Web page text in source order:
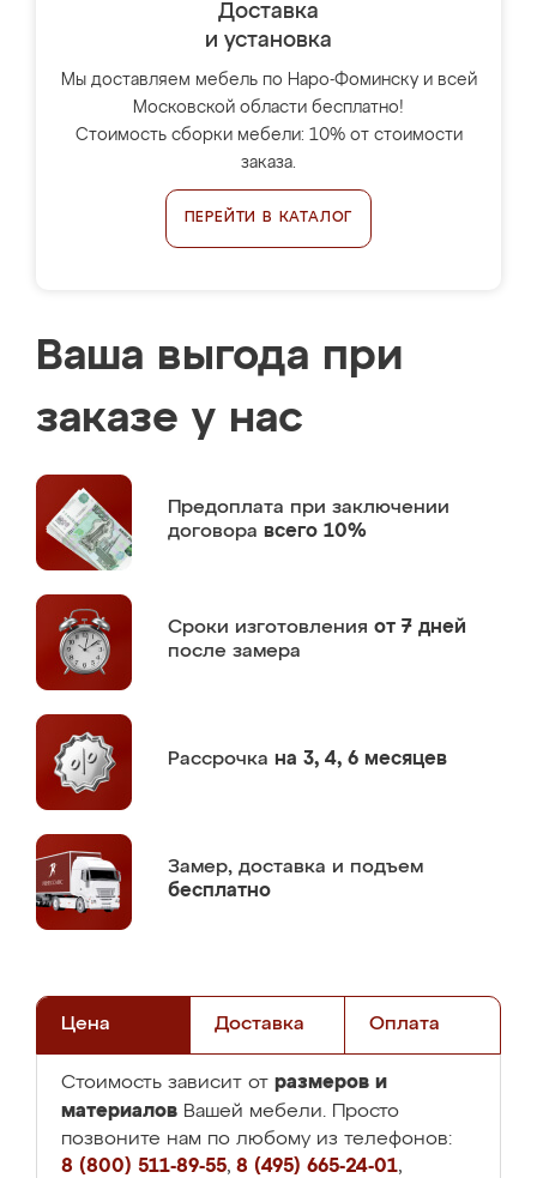
Доставка
и установка
Мы доставляем мебель по Наро-Фоминску и всей
Московской области бесплатно!
Стоимость сборки мебели: 10% от стоимости
заказа.
ПЕРЕЙТИ В КАТАЛОГ
Ваша выгода при
заказе у нас
Предоплата при заключении
договора всего 10%
Сроки изготовления от 7 дней
после замера
Рассрочка на 3, 4, 6 месяцев
Замер, доставка и подъем
бесплатно
Цена Доставка Оплата
Стоимость зависит от размеров и
материалов Вашей мебели. Просто
позвоните нам по любому из телефонов:
8 (800) 511-89-55, 8 (495) 665-24-01,